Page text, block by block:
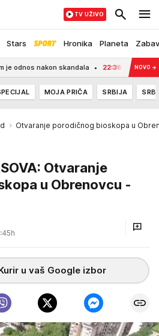
Stars Hronika Planeta
TV UŽIVO
nakon skandala 22:36 UŽAS KODNOVO →
MOJA PRIČA SRBIJA
Otvaranje porodičnog bioskopa u
Otvaranje
u Obrenovcu -
u vaš Google izbor